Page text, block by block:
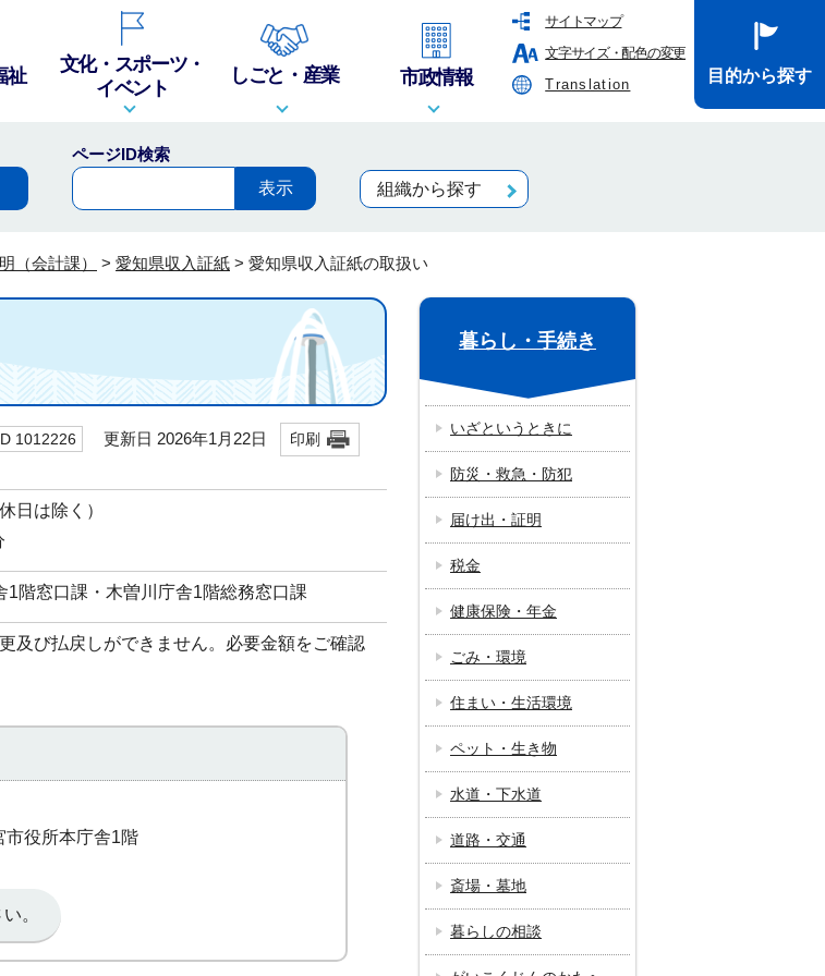
サイトマップ
文字サイズ・配色の変更
Translation
祉
文化・スポーツ・
イベント
しごと・産業 市政情報 目的から探す
ページID検索
組織から探す
（会計課） > 愛知県収入証紙 > 愛知県収入証紙の取扱い
1012226 更新日 2026年1月22日 印刷
日は除く）
1階窓口課・木曽川庁舎1階総務窓口課
及び払戻しができません。必要金額をご確認
役所本庁舎1階
。
暮らし・手続き
いざというときに
防災・救急・防犯
届け出・証明
税金
健康保険・年金
ごみ・環境
住まい・生活環境
ペット・生き物
水道・下水道
道路・交通
斎場・墓地
暮らしの相談